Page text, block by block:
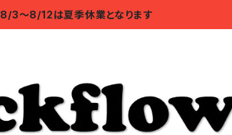
8/3～8/12は夏季休業となります